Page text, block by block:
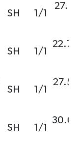
SH 1/1
SH 1/1
SH 1/1
SH 1/1